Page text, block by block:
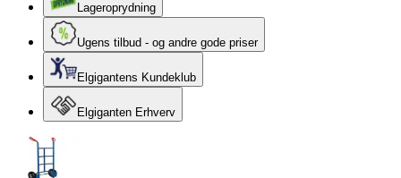
Lageroprydning
Ugens tilbud - og andre gode priser
Elgigantens Kundeklub
Elgiganten Erhverv